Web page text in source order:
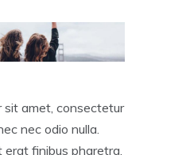
sit amet, consectetur
nec odio nulla.
finibus pharetra.